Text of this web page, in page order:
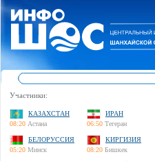
Участники:
КАЗАХСТАН
08:20 Астана
ИРАН
06:50 Тегеран
БЕЛОРУССИЯ
05:20 Минск
КИРГИЗИЯ
08:20 Бишкек